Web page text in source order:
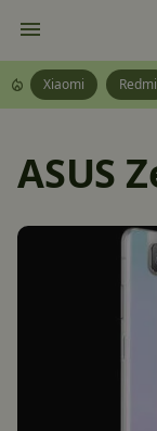
Xiaomi Redmi
ASUS